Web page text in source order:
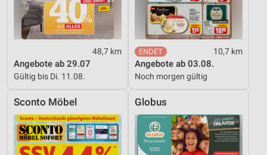
48,7 km
Angebote ab 29.07
Gültig bis Di. 11.08.
10,7 km
Angebote ab 03.08.
Noch morgen gültig
Sconto Möbel Globus